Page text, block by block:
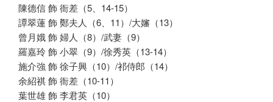
陳德信 飾 衙差（5、14-15）
譚翠蓮 飾 鄭夫人（6、11）/大嬸（13）
曾月娥 飾 婦人（8）/武妻（9）
羅嘉玲 飾 小翠（9）/徐秀英（13-14）
施介強 飾 徐子興（10）/祁侍郎（14）
余紹祺 飾 衙差（10-11）
葉世雄 飾 李君英（10）